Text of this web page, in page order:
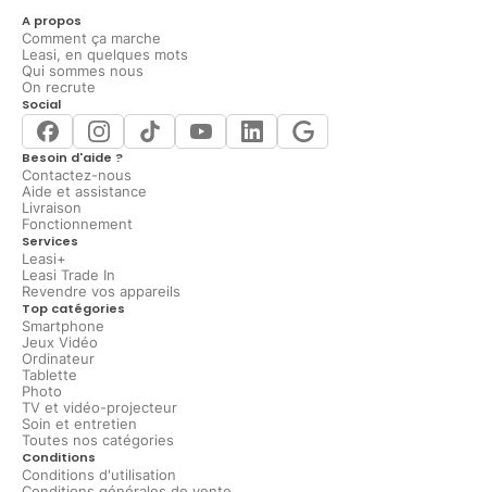
A propos
Comment ça marche
Leasi, en quelques mots
Qui sommes nous
On recrute
Social
Besoin d'aide ?
Contactez-nous
Aide et assistance
Livraison
Fonctionnement
Services
Leasi+
Leasi Trade In
Revendre vos appareils
Top catégories
Smartphone
Jeux Vidéo
Ordinateur
Tablette
Photo
TV et vidéo-projecteur
Soin et entretien
Toutes nos catégories
Conditions
Conditions d'utilisation